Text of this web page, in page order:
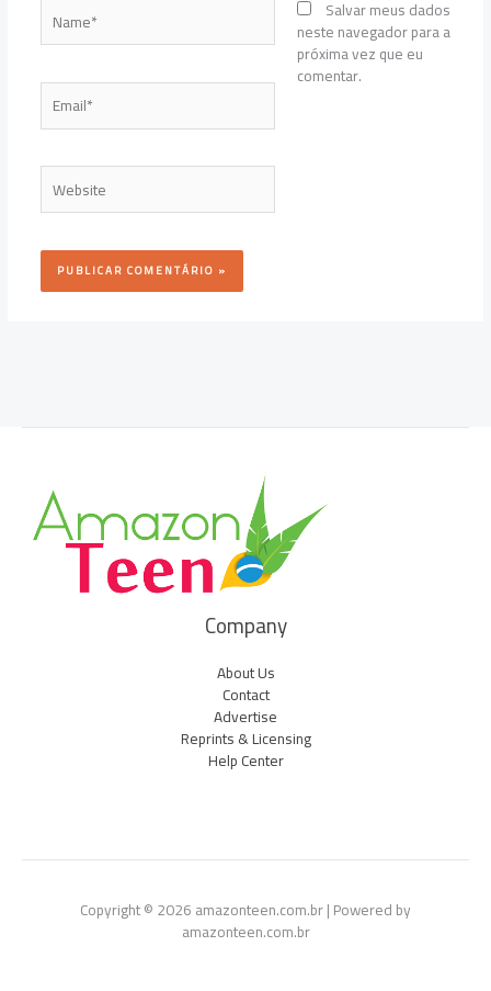
Name*
Email*
Website
Salvar meus dados
neste navegador para a
próxima vez que eu
comentar.
Company
About Us
Contact
Advertise
Reprints & Licensing
Help Center
Copyright © 2026 amazonteen.com.br | Powered by
amazonteen.com.br